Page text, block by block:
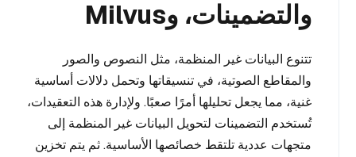
والتضمينات، وMilvus
تتنوع البيانات غير المنظمة، مثل النصوص والصور
والمقاطع الصوتية، في تنسيقاتها وتحمل دلالات أساسية
غنية، مما يجعل تحليلها أمرًا صعبًا. ولإدارة هذه التعقيدات،
تُستخدم التضمينات لتحويل البيانات غير المنظمة إلى
متجهات عددية تلتقط خصائصها الأساسية. ثم يتم تخزين